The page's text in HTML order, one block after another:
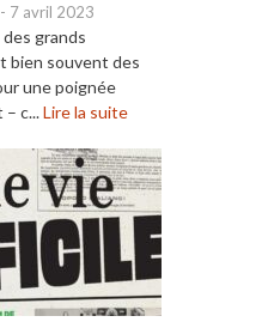
- 7 avril 2023
grands
bien souvent des
une poignée
c...Lire la suite